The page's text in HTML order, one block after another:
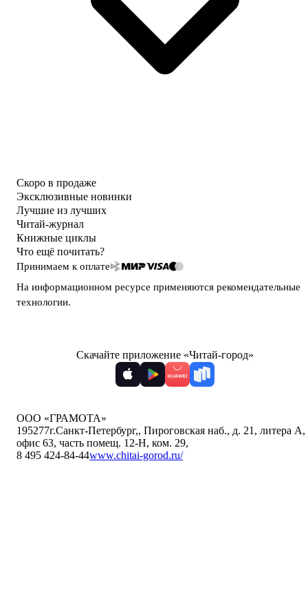
Скоро в продаже
Эксклюзивные новинки
Лучшие из лучших
Читай-журнал
Книжные циклы
Что ещё почитать?
Принимаем к оплате
На информационном ресурсе применяются рекомендательные
технологии.
Скачайте приложение «Читай-город»
ООО «ГРАМОТА»
195277г.Санкт-Петербург,, Пироговская наб., д. 21, литера А,
офис 63, часть помещ. 12-Н, ком. 29,
8 495 424-84-44www.chitai-gorod.ru/